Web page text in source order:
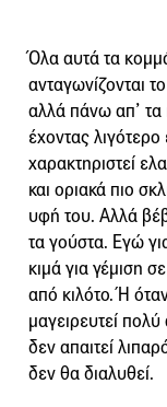
Όλα αυτά τα
ανταγωνίζονται
αλλά πάνω απ’ τα
έχοντας
χαρακτηριστεί
και οριακά πιο
υφή του. Αλλά
τα γούστα. Εγώ
κιμά για γέμιση
από κιλότο. Ή
μαγειρευτεί
δεν απαιτεί
δεν θα διαλυθεί.